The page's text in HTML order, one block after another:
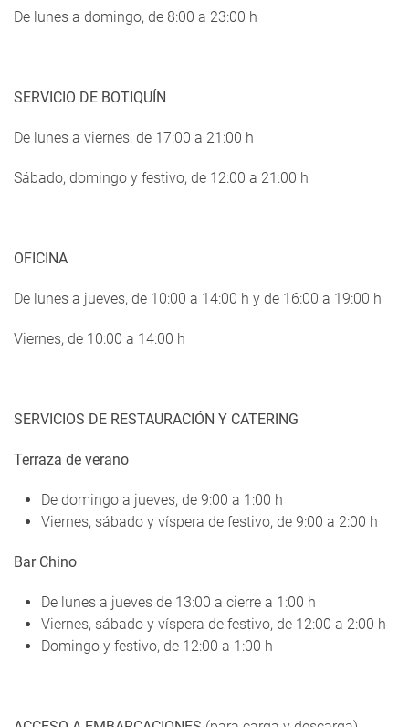
De lunes a domingo, de 8:00 a 23:00 h
SERVICIO DE BOTIQUÍN
De lunes a viernes, de 17:00 a 21:00 h
Sábado, domingo y festivo, de 12:00 a 21:00 h
OFICINA
De lunes a jueves, de 10:00 a 14:00 h y de 16:00 a 19:00 h
Viernes, de 10:00 a 14:00 h
SERVICIOS DE RESTAURACIÓN Y CATERING
Terraza de verano
De domingo a jueves, de 9:00 a 1:00 h
Viernes, sábado y víspera de festivo, de 9:00 a 2:00 h
Bar Chino
De lunes a jueves de 13:00 a cierre a 1:00 h
Viernes, sábado y víspera de festivo, de 12:00 a 2:00 h
Domingo y festivo, de 12:00 a 1:00 h